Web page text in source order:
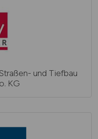
und Tiefbau
KG